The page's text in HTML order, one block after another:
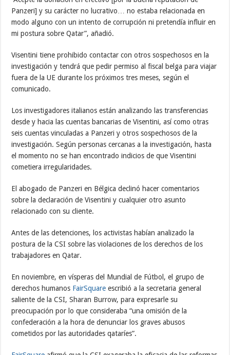
Panzeri] y su carácter no lucrativo… no estaba relacionada en
modo alguno con un intento de corrupción ni pretendía influir en
mi postura sobre Qatar”, añadió.
Visentini tiene prohibido contactar con otros sospechosos en la
investigación y tendrá que pedir permiso al fiscal belga para viajar
fuera de la UE durante los próximos tres meses, según el
comunicado.
Los investigadores italianos están analizando las transferencias
desde y hacia las cuentas bancarias de Visentini, así como otras
seis cuentas vinculadas a Panzeri y otros sospechosos de la
investigación. Según personas cercanas a la investigación, hasta
el momento no se han encontrado indicios de que Visentini
cometiera irregularidades.
El abogado de Panzeri en Bélgica declinó hacer comentarios
sobre la declaración de Visentini y cualquier otro asunto
relacionado con su cliente.
Antes de las detenciones, los activistas habían analizado la
postura de la CSI sobre las violaciones de los derechos de los
trabajadores en Qatar.
En noviembre, en vísperas del Mundial de Fútbol, el grupo de
derechos humanos FairSquareescribió a la secretaria general
saliente de la CSI, Sharan Burrow, para expresarle su
preocupación por lo que consideraba “una omisión de la
confederación a la hora de denunciar los graves abusos
cometidos por las autoridades qataríes”.